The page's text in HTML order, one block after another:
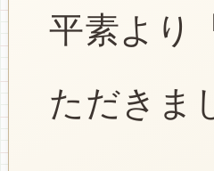
平素より
ただきま